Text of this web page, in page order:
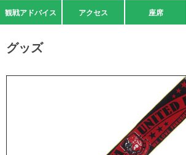
観戦アドバイス アクセス 座席
グッズ